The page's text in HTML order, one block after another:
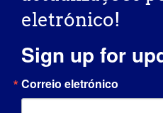
Arte
eletrónico!
Sign up for
Correio eletrónico